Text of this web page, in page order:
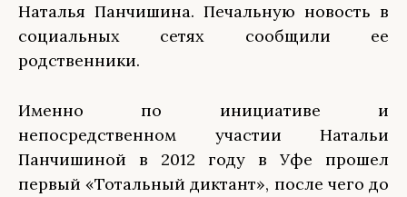
Наталья Панчишина. Печальную новость в
социальных сетях сообщили ее
родственники.
Именно по инициативе и
непосредственном участии Натальи
Панчишиной в 2012 году в Уфе прошел
первый «Тотальный диктант», после чего до